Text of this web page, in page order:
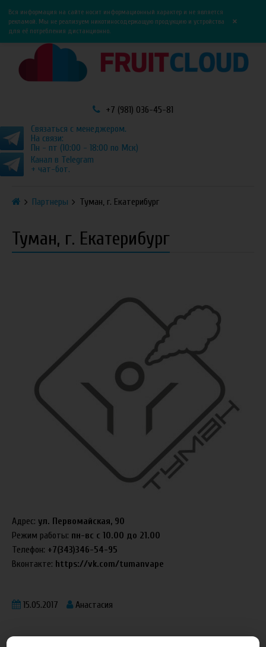
0
Вся информация на сайте носит информационный характер и не является
рекламой. Мы не реализуем никотиносодержащую продукцию и устройства
для её потребления дистанционно.
×
+7 (981) 036-45-81
Связаться с менеджером.
На связи:
Пн - пт (10:00 - 18:00 по Мск)
Канал в Telegram
+ чат-бот.
Партнеры Туман, г. Екатерибург
Туман, г. Екатерибург
Адрес: ул. Первомайская, 90
Режим работы: пн-вс с 10.00 до 21.00
Телефон: +7(343)346-54-95
Вконтакте: https://vk.com/tumanvape
15.05.2017 Анастасия